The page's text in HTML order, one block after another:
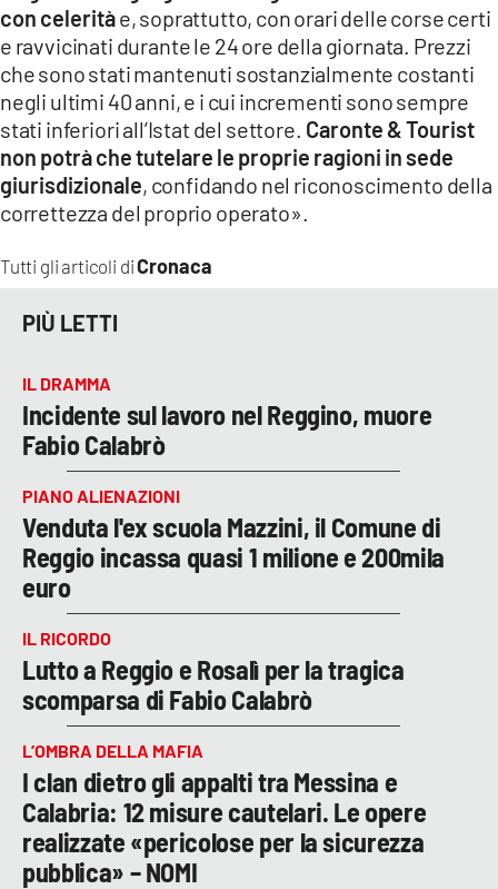
Tutti gli articoli diCronaca
con celeritàe, soprattutto, con orari delle corse certi
e ravvicinati durante le 24 ore della giornata. Prezzi
che sono stati mantenuti sostanzialmente costanti
negli ultimi 40 anni, e i cui incrementi sono sempre
stati inferiori all’Istat del settore. Caronte & Tourist
non potrà che tutelare le proprie ragioni in sede
giurisdizionale, confidando nel riconoscimento della
correttezza del proprio operato».
PIÙ LETTI
IL DRAMMA
Incidente sul lavoro nel Reggino, muore
Fabio Calabrò
PIANO ALIENAZIONI
Venduta l'ex scuola Mazzini, il Comune di
Reggio incassa quasi 1 milione e 200mila
euro
IL RICORDO
Lutto a Reggio e Rosalì per la tragica
scomparsa di Fabio Calabrò
L’OMBRA DELLA MAFIA
I clan dietro gli appalti tra Messina e
Calabria: 12 misure cautelari. Le opere
realizzate «pericolose per la sicurezza
pubblica» – NOMI